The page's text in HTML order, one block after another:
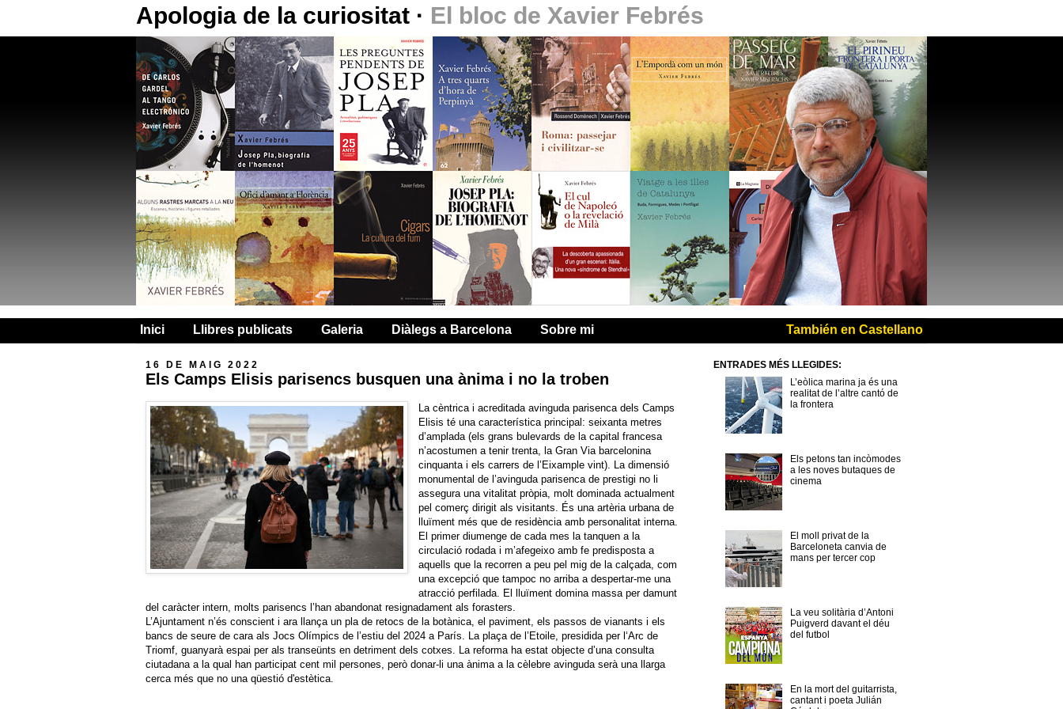
Apologia de la curiositat · El bloc de Xavier Febrés
Inici Llibres publicats Galeria Diàlegs a Barcelona Sobre mi También en Castellano
16 DE MAIG 2022
Els Camps Elisis parisencs busquen una ànima i no la troben
La cèntrica i acreditada avinguda parisenca dels Camps
Elisis té una característica principal: seixanta metres
d’amplada (els grans bulevards de la capital francesa
n’acostumen a tenir trenta, la Gran Via barcelonina
cinquanta i els carrers de l’Eixample vint). La dimensió
monumental de l’avinguda parisenca de prestigi no li
assegura una vitalitat pròpia, molt dominada actualment
pel comerç dirigit als visitants. És una artèria urbana de
lluïment més que de residència amb personalitat interna.
El primer diumenge de cada mes la tanquen a la
circulació rodada i m’afegeixo amb fe predisposta a
aquells que la recorren a peu pel mig de la calçada, com
una excepció que tampoc no arriba a despertar-me una
atracció perfilada. El lluïment domina massa per damunt
del caràcter intern, molts parisencs l’han abandonat resignadament als forasters.
L’Ajuntament n’és conscient i ara llança un pla de retocs de la botànica, el paviment, els passos de vianants i els
bancs de seure de cara als Jocs Olímpics de l’estiu del 2024 a París. La plaça de l’Etoile, presidida per l‘Arc de
Triomf, guanyarà espai per als transeünts en detriment dels cotxes. La reforma ha estat objecte d’una consulta
ciutadana a la qual han participat cent mil persones, però donar-li una ànima a la cèlebre avinguda serà una llarga
cerca més que no una qüestió d'estètica.
ENTRADES MÉS LLEGIDES:
L’eòlica marina ja és una
realitat de l’altre cantó de
la frontera
Els petons tan incòmodes
a les noves butaques de
cinema
El moll privat de la
Barceloneta canvia de
mans per tercer cop
La veu solitària d’Antoni
Puigverd davant el déu
del futbol
En la mort del guitarrista,
cantant i poeta Julián